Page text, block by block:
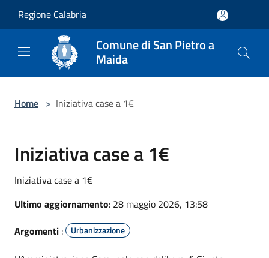
Regione Calabria
Comune di San Pietro a
Maida
Home > Iniziativa case a 1€
Iniziativa case a 1€
Iniziativa case a 1€
Ultimo aggiornamento: 28 maggio 2026, 13:58
Argomenti : Urbanizzazione